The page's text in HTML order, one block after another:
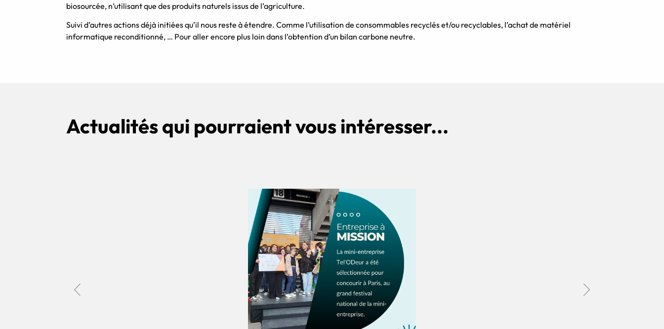
biosourcée, n’utilisant que des produits naturels issus de l’agriculture.
Suivi d’autres actions déjà initiées qu’il nous reste à étendre. Comme l’utilisation de consommables recyclés et/ou recyclables, l’achat de matériel
informatique reconditionné, … Pour aller encore plus loin dans l’obtention d’un bilan carbone neutre.
Actualités qui pourraient vous intéresser...